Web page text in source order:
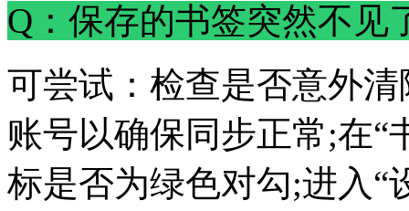
Q：保存的书签突然不见
可尝试：检查是否意外
账号以确保同步正常;在“
标是否为绿色对勾;进入